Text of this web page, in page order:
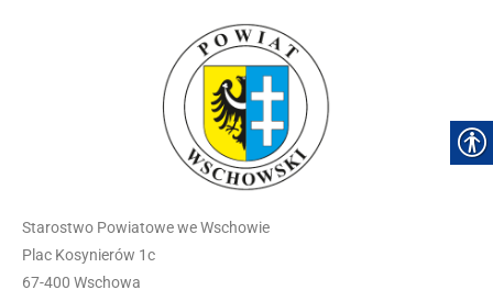
Starostwo Powiatowe we Wschowie
Plac Kosynierów 1c
67-400 Wschowa